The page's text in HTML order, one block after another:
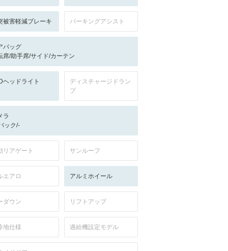
被害軽減ブレーキ パーキングアシスト
バッグ
席/助手席/サイド/カーテン
ヘッドライト
ディスチャージドラン
プ
ラ
ック/-
リアゲート サンルーフ
エアロ アルミホイール
ダウン リフトアップ
地仕様 過給機設定モデル